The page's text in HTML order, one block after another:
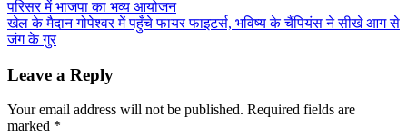
navigation
परिसर में भाजपा का भव्य आयोजन
खेल के मैदान गोपेश्वर में पहुँचे फायर फाइटर्स, भविष्य के चैंपियंस ने सीखे आग से
जंग के गुर
Leave a Reply
Your email address will not be published. Required fields are
marked *